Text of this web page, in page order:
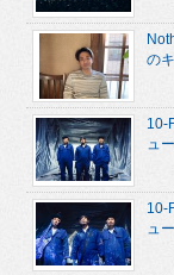
の
10-
ュ
10-
ュ